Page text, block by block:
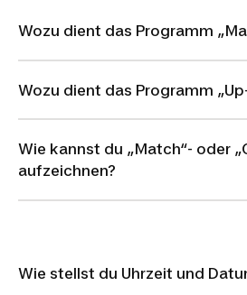
Wozu dient das Programm
Wozu dient das Programm
Wie kannst du „Match“- oder
aufzeichnen?
Wie stellst du Uhrzeit und